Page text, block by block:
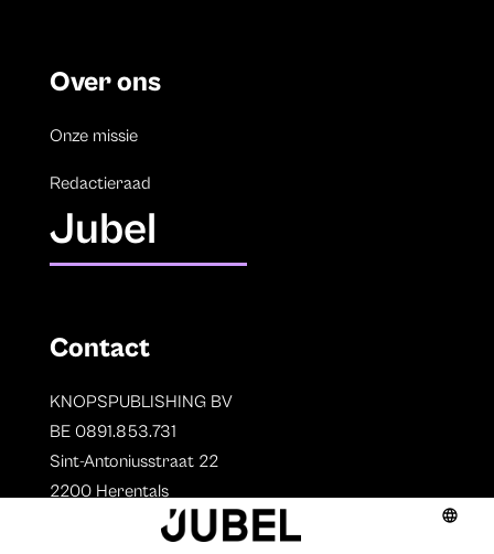
Over ons
Onze missie
Redactieraad
Jubel
Contact
KNOPSPUBLISHING BV
BE 0891.853.731
Sint-Antoniusstraat 22
2200 Herentals